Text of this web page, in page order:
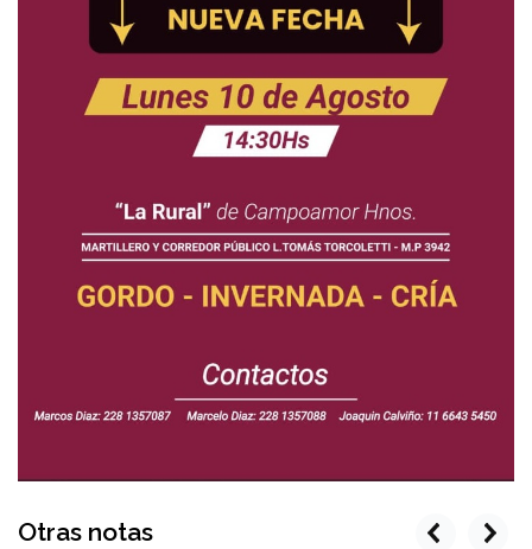
Otras notas prev next